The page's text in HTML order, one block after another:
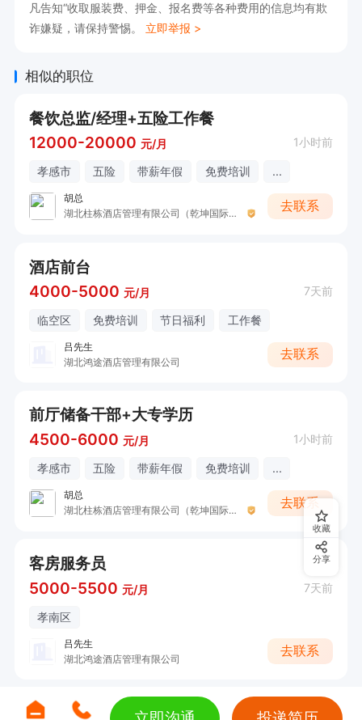
凡告知“收取服装费、押金、报名费等各种费用的信息均有欺
诈嫌疑，请保持警惕。 立即举报 >
相似的职位
餐饮总监/经理+五险工作餐
12000-20000 元/月 1小时前
孝感市 五险 带薪年假 免费培训 ...
胡总
湖北柱栋酒店管理有限公司（乾坤国际大酒店）
去联系
酒店前台
4000-5000 元/月 7天前
临空区 免费培训 节日福利 工作餐
吕先生
湖北鸿途酒店管理有限公司
去联系
前厅储备干部+大专学历
4500-6000 元/月 1小时前
孝感市 五险 带薪年假 免费培训 ...
胡总
湖北柱栋酒店管理有限公司（乾坤国际大酒店）
去联系
客房服务员
5000-5500 元/月 7天前
孝南区
吕先生
湖北鸿途酒店管理有限公司
去联系
收藏
分享